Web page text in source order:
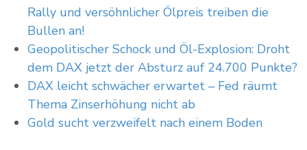
aktuelle Entwicklungen überholt sein. Es wird keine Gewähr für die Richtigkeit,
Für weiterführende Informationen wird empfohlen, die jeweilige Webseite des
Herausgebers zu konsultieren.
Rally und versöhnlicher Ölpreis treiben die
Bullen an!
Geopolitischer Schock und Öl-Explosion: Droht
dem DAX jetzt der Absturz auf 24.700 Punkte?
DAX leicht schwächer erwartet – Fed räumt
Thema Zinserhöhung nicht ab
Gold sucht verzweifelt nach einem Boden